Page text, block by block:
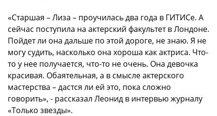
«Старшая – Лиза – проучилась два года в ГИТИСе. А
сейчас поступила на актерский факультет в Лондоне.
Пойдет ли она дальше по этой дороге, не знаю. Я не
могу судить, насколько она хороша как актриса. Что-
то у нее получается, что-то не очень. Она девочка
красивая. Обаятельная, а в смысле актерского
мастерства – дастся ли ей это, пока сложно
говорить», - рассказал Леонид в интервью журналу
«Только звезды».